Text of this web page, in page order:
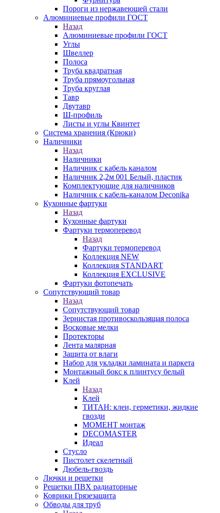
Пороги из нержавеющей стали
Алюминиевые профили ГОСТ
Назад
Алюминиевые профили ГОСТ
Углы
Швеллер
Полоса
Труба квадратная
Труба прямоугольная
Труба круглая
Тавр
Двутавр
Ш-профиль
Листы и углы Квинтет
Система хранения (Крюки)
Наличники
Назад
Наличники
Наличник с кабель каналом
Наличник 2,2м 001 Белый, пластик
Комплектующие для наличников
Наличник с кабель-каналом Deconika
Кухонные фартуки
Назад
Кухонные фартуки
Фартуки термоперевод
Назад
Фартуки термоперевод
Коллекция NEW
Коллекция STANDART
Коллекция EXCLUSIVE
Фартуки фотопечать
Сопутствующий товар
Назад
Сопутствующий товар
Зернистая противоскользящая полоса
Восковые мелки
Протекторы
Лента малярная
Защита от влаги
Набор для укладки ламината и паркета
Монтажный бокс к плинтусу белый
Клей
Назад
Клей
ТИТАН: клеи, герметики, жидкие
гвозди
МОМЕНТ монтаж
DECOMASTER
Идеал
Стусло
Пистолет скелетный
Дюбель-гвоздь
Лючки и решетки
Решетки ПВХ радиаторные
Коврики Грязезащита
Обводы для труб